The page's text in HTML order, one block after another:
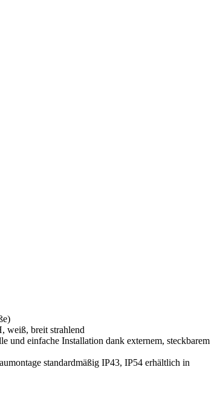
weiß, breit strahlend
und einfache Installation dank externem, steckbarem
standardmäßig IP43, IP54 erhältlich in